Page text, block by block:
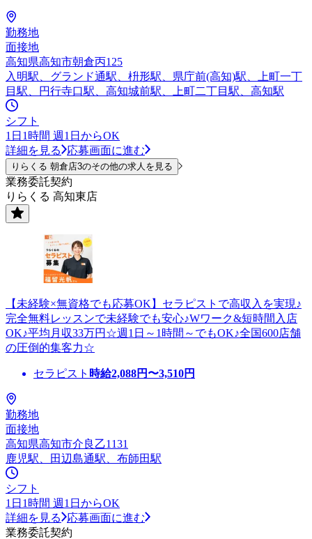
勤務地
面接地
高知県高知市朝倉丙125
入明駅、グランド通駅、枡形駅、県庁前(高知)駅、上町一丁
目駅、円行寺口駅、高知城前駅、上町二丁目駅、高知駅
シフト
1日1時間 週1日からOK
詳細を見る
応募画面に進む
りらくる 朝倉店3のその他の求人を見る
業務委託契約
りらくる 高知東店
【未経験×無資格でも応募OK】セラピストで高収入を実現♪
完全無料レッスンで未経験でも安心♪Wワーク&短時間入店
OK♪平均月収33万円☆週1日～1時間～でもOK♪全国600店舗
の圧倒的集客力☆
セラピスト 時給2,088円〜3,510円
勤務地
面接地
高知県高知市介良乙1131
鹿児駅、田辺島通駅、布師田駅
シフト
1日1時間 週1日からOK
詳細を見る
応募画面に進む
業務委託契約